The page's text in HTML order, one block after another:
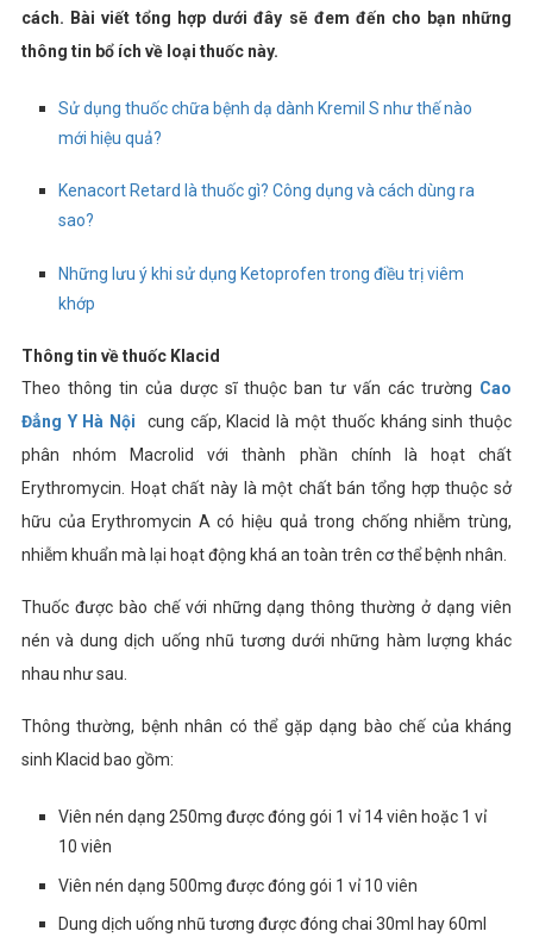
cách. Bài viết tổng hợp dưới đây sẽ đem đến cho bạn những
thông tin bổ ích về loại thuốc này.
Sử dụng thuốc chữa bệnh dạ dành Kremil S như thế nào
mới hiệu quả?
Kenacort Retard là thuốc gì? Công dụng và cách dùng ra
sao?
Những lưu ý khi sử dụng Ketoprofen trong điều trị viêm
khớp
Thông tin về thuốc Klacid
Theo thông tin của dược sĩ thuộc ban tư vấn các trường Cao
Đẳng Y Hà Nội cung cấp, Klacid là một thuốc kháng sinh thuộc
phân nhóm
Macrolid với thành phần chính là hoạt chất
Erythromycin. Hoạt chất này là một chất bán tổng hợp thuộc sở
hữu của Erythromycin A có hiệu quả trong chống nhiễm trùng,
nhiễm khuẩn mà lại hoạt động khá an toàn trên cơ thể bệnh nhân.
Thuốc được bào chế với những dạng thông thường ở dạng viên
nén và dung dịch uống nhũ tương dưới những hàm lượng khác
nhau như sau.
Thông thường, bệnh nhân có thể gặp dạng bào chế của kháng
sinh Klacid bao gồm:
Viên nén dạng 250mg được đóng gói 1 vỉ 14 viên hoặc 1 vỉ
10 viên
Viên nén dạng 500mg được đóng gói 1 vỉ 10 viên
Dung dịch uống nhũ tương được đóng chai 30ml hay 60ml